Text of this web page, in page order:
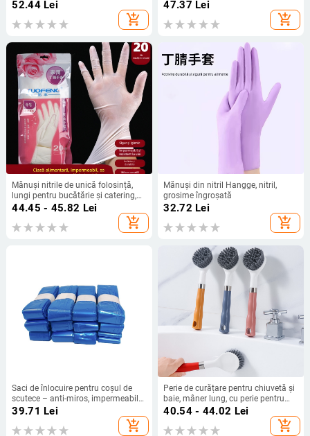
îndepărtare electrostatică a
prafului, poliester, grosime normală,
10 buc./ambalaj
52.44Lei
add_shopping_cart
grosime normală, 100 buc./cutie
47.37 Lei
add_shopping_cart
Mănuși nitrile de unică folosință,
lungi pentru bucătărie și catering,
impermeabile, grosime generală,
44.45 - 45.82 Lei
add_shopping_cart
Mănuși din nitril Hangge, nitril,
grosime îngroșată
32.72 Lei
add_shopping_cart
Saci de înlocuire pentru coșul de
scutece – anti-miros, impermeabile
la scurgeri, material PE, gură plată,
de unică folosință, pentru uz casnic
(192 buc./karton)
39.71 Lei
add_shopping_cart
Perie de curățare pentru chiuvetă și
baie, mâner lung, cu perie pentru
plăci, din plastic
40.54 - 44.02 Lei
add_shopping_cart